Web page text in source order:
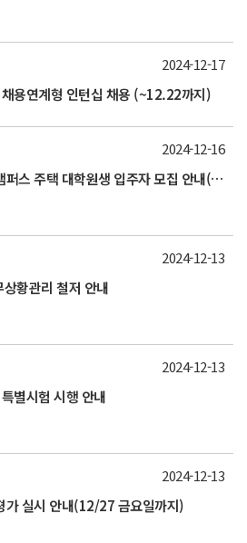
용연계형 인턴십 채용 (~12.22까지)
2024-12-17
2024학년도 1학기 시흥캠퍼스 주택 대학원생 입주자 모집 안내(신청 25/1/24~2/5)
2024-12-16
황관리 철저 안내
2024-12-13
별시험 시행 안내
2024-12-13
가 실시 안내(12/27 금요일까지)
2024-12-13